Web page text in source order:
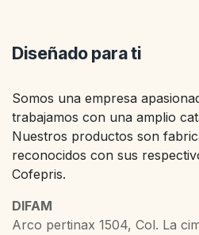
Diseñado para ti
Somos una empresa
trabajamos con una amplio
Nuestros productos son
reconocidos con sus
Cofepris.
DIFAM
Arco pertinax 1504, Col. La